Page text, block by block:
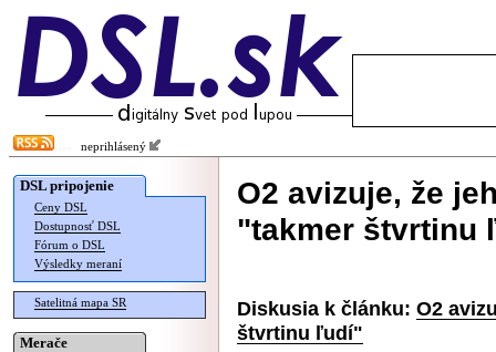
neprihlásený
DSL pripojenie
Ceny DSL
Dostupnosť DSL
Fórum o DSL
Výsledky meraní
Satelitná mapa SR
Merače
O2 avizuje, že
"takmer štvrtinu
Diskusia k článku: O2
štvrtinu ľudí"